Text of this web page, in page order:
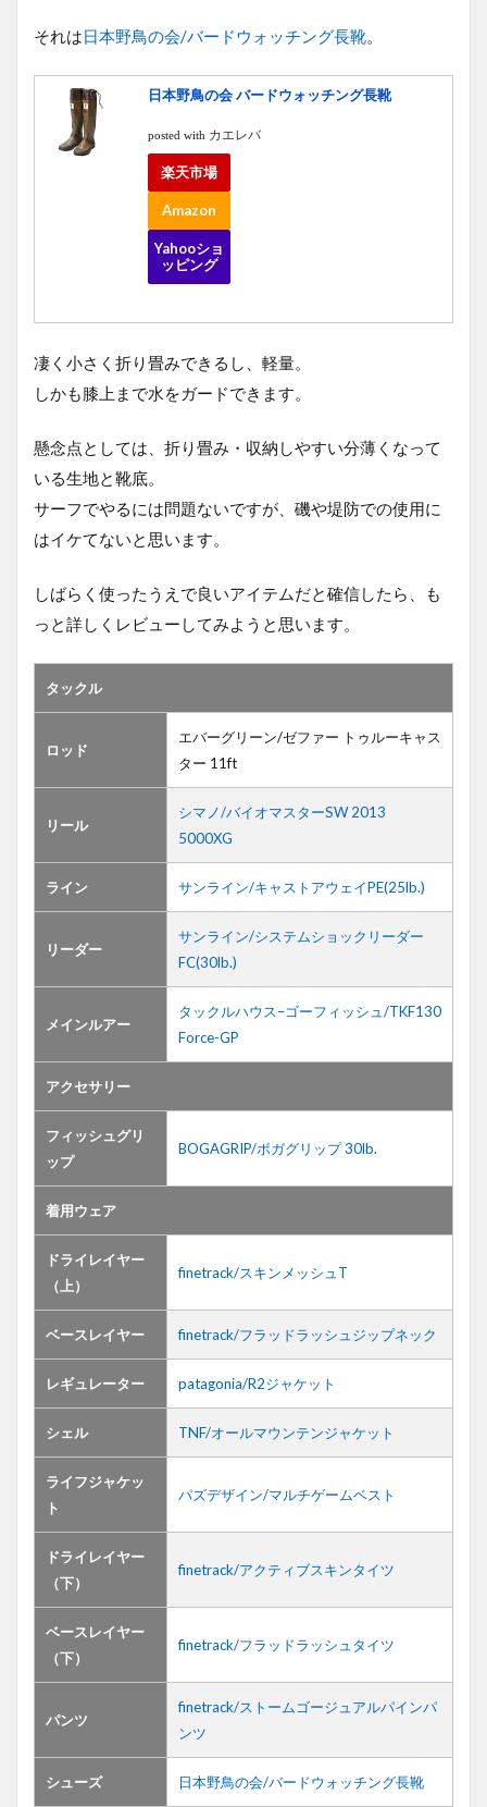
それは日本野鳥の会/バードウォッチング長靴。
日本野鳥の会 バードウォッチング長靴
posted with カエレバ
楽天市場
Amazon
Yahooショ
ッピング
凄く小さく折り畳みできるし、軽量。
しかも膝上まで水をガードできます。
懸念点としては、折り畳み・収納しやすい分薄くなって
いる生地と靴底。
サーフでやるには問題ないですが、磯や堤防での使用に
はイケてないと思います。
しばらく使ったうえで良いアイテムだと確信したら、も
っと詳しくレビューしてみようと思います。
タックル
ロッド
エバーグリーン/ゼファー トゥルーキャス
ター 11ft
リール
シマノ/バイオマスターSW 2013
5000XG
ライン サンライン/キャストアウェイPE(25lb.)
リーダー
サンライン/システムショックリーダー
FC(30lb.)
メインルアー
タックルハウス–ゴーフィッシュ/TKF130
Force-GP
アクセサリー
フィッシュグリ
ップ
BOGAGRIP/ボガグリップ 30lb.
着用ウェア
ドライレイヤー
（上）
finetrack/スキンメッシュT
ベースレイヤー finetrack/フラッドラッシュジップネック
レギュレーター patagonia/R2ジャケット
シェル TNF/オールマウンテンジャケット
ライフジャケッ
ト
パズデザイン/マルチゲームベスト
ドライレイヤー
（下）
finetrack/アクティブスキンタイツ
ベースレイヤー
（下）
finetrack/フラッドラッシュタイツ
パンツ
finetrack/ストームゴージュアルパインパ
ンツ
シューズ 日本野鳥の会/バードウォッチング長靴